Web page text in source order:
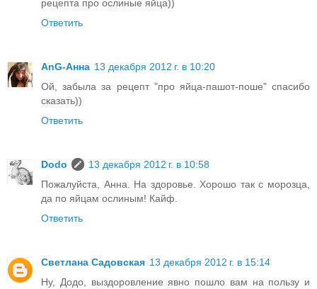
рецепта про ослиные яйца))
Ответить
AnG-Анна 13 декабря 2012 г. в 10:20
Ой, забыла за рецепт "про яйца-пашот-поше" спасибо
сказать))
Ответить
Dodo
13 декабря 2012 г. в 10:58
Пожалуйста, Анна. На здоровье. Хорошо так с морозца,
да по яйцам ослиным! Кайф.
Ответить
Светлана Садовская 13 декабря 2012 г. в 15:14
Ну, Додо, выздоровление явно пошло вам на пользу и